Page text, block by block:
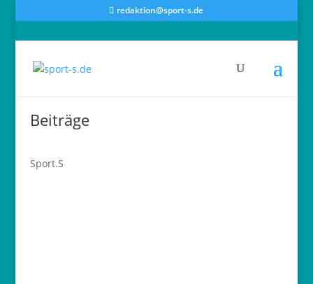
redaktion@sport-s.de
Beiträge
Sport.S